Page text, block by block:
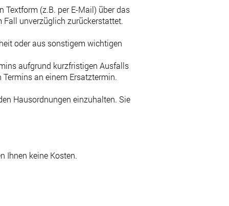
Textform (z.B. per E-Mail) über das
Fall unverzüglich zurückerstattet.
oder aus sonstigem wichtigen
aufgrund kurzfristigen Ausfalls
an einem Ersatztermin.
Hausordnungen einzuhalten. Sie
Ihnen keine Kosten.